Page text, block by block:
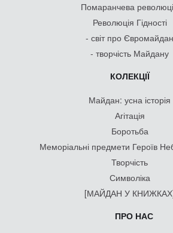
Помаранчева
Революція Гідності
- світ про Євромайдан
- творчість Майдану
КОЛЕКЦІЇ
Майдан: усна історія
Агітація
Боротьба
Меморіальні предмети Героїв
Творчість
Символіка
[МАЙДАН У
ПРО НАС